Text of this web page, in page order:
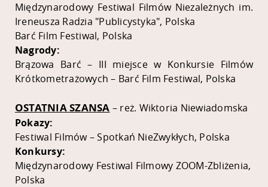
Międzynarodowy Festiwal Filmów Niezależnych im.
Ireneusza Radzia "Publicystyka", Polska
Barć Film Festiwal, Polska
Nagrody:
Brązowa Barć – III miejsce w Konkursie Filmów
Krótkometrażowych – Barć Film Festiwal, Polska
OSTATNIA SZANSA – reż. Wiktoria Niewiadomska
Pokazy:
Festiwal Filmów – Spotkań NieZwykłych, Polska
Konkursy:
Międzynarodowy Festiwal Filmowy ZOOM-Zbliżenia,
Polska